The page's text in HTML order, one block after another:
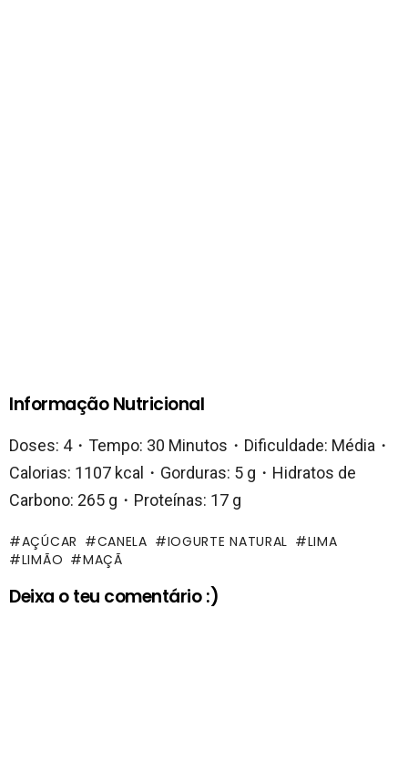
Informação Nutricional
Doses: 4・Tempo: 30 Minutos・Dificuldade: Média・
Calorias: 1107 kcal・Gorduras: 5 g・Hidratos de
Carbono: 265 g・Proteínas: 17 g
AÇÚCAR CANELA IOGURTE NATURAL
LIMA
LIMÃO
MAÇÃ
Deixa o teu comentário :)